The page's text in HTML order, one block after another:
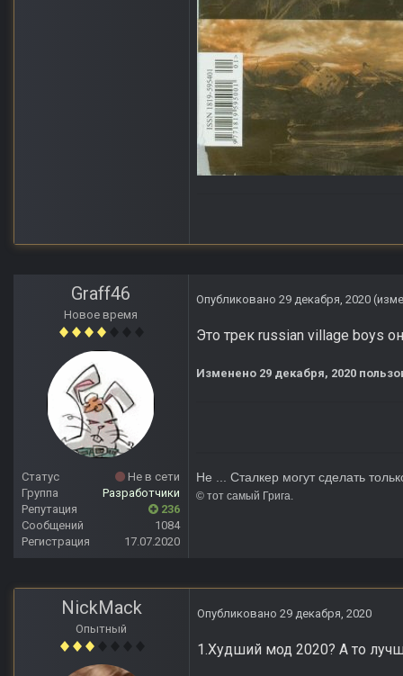
Graff46
Новое время
Статус
Не в сети
Группа
Разработчики
Репутация
236
Сообщений
1084
Регистрация
17.07.2020
Опубликовано 29 декабря, 2020
Это трек russian village boys
Изменено 29 декабря, 2020
Не ... Сталкер могут сделать
© тот
NickMack
Опытный
Опубликовано 29 декабря, 2020
1.Худший мод 2020? А то